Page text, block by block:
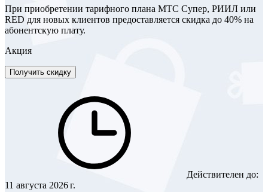
При приобретении тарифного плана МТС Супер, РИИЛ или
RED для новых клиентов предоставляется скидка до 40% на
абонентскую плату.
Акция
Получить скидку
Действителен до:
11 августа 2026 г.